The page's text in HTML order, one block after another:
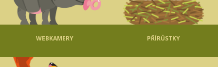
WEBKAMERY PŘÍRŮSTKY